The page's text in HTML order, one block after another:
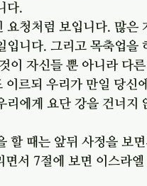
다.
청처럼 보입니다. 많은
니다. 그리고 목축업을
이 자신들 뿐 아니라 다
르되 우리가 만일 당신
에게 요단 강을 건너지
할 때는 앞뒤 사정을 보
서 7절에 보면 이스라